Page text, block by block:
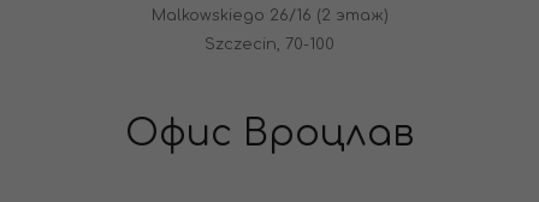
Malkowskiego 26/16 (2 этаж)
Szczecin, 70-100
Офис Вроцлав